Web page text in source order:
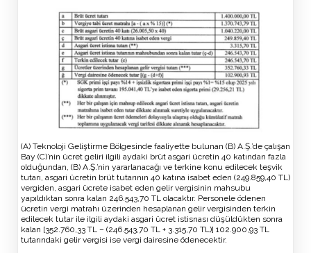
(A) Teknoloji Geliştirme Bölgesinde faaliyette bulunan (B) A.Ş.’de çalışan
Bay (C)’nin ücret geliri ilgili aydaki brüt asgari ücretin 40 katından fazla
olduğundan, (B) A.Ş.’nin yararlanacağı ve terkine konu edilecek teşvik
tutarı, asgari ücretin brüt tutarının 40 katına isabet eden (249.859,40 TL)
vergiden, asgari ücrete isabet eden gelir vergisinin mahsubu
yapıldıktan sonra kalan 246.543,70 TL olacaktır. Personele ödenen
ücretin vergi matrahı üzerinden hesaplanan gelir vergisinden terkin
edilecek tutar ile ilgili aydaki asgari ücret istisnası düşüldükten sonra
kalan [352.760,33 TL – (246.543,70 TL + 3.315,70 TL)] 102.900,93 TL
tutarındaki gelir vergisi ise vergi dairesine ödenecektir.